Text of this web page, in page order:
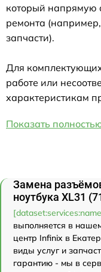
который напрямую
ремонта
запчасти).
Для
работе или
характеристикам
Показать
Замена
ноутбука XL31
выполняется в
центр Infinix в
виды услуг и
гарантию - мы в